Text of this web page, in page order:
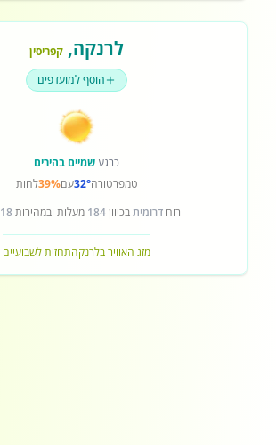
לרנקה, קפריסין
הוסף למועדפים
כרגעשמיים בהירים
טמפרטורה32°עם39%לחות
רוחדרומיתבכיוון184 מעלות ובמהירות18
מזג האוויר בלרנקהתחזית לשבועיים